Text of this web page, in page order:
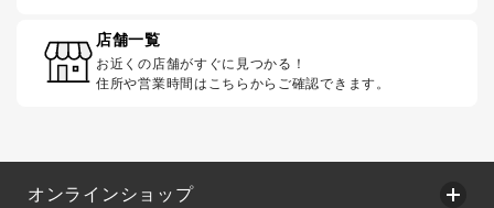
店舗一覧
お近くの店舗がすぐに見つかる！
住所や営業時間はこちらからご確認できます。
オンラインショップ